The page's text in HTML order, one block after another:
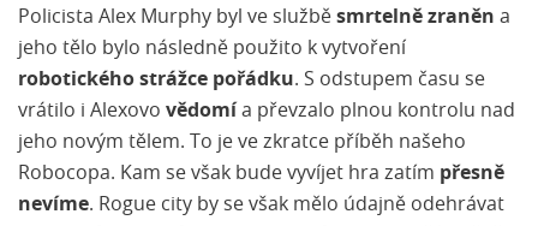
Policista Alex Murphy byl ve službě smrtelně zraněn a
jeho tělo bylo následně použito k vytvoření
robotického strážce pořádku. S odstupem času se
vrátilo i Alexovo vědomí a převzalo plnou kontrolu nad
jeho novým tělem. To je ve zkratce příběh našeho
Robocopa. Kam se však bude vyvíjet hra zatím přesně
nevíme. Rogue city by se však mělo údajně odehrávat